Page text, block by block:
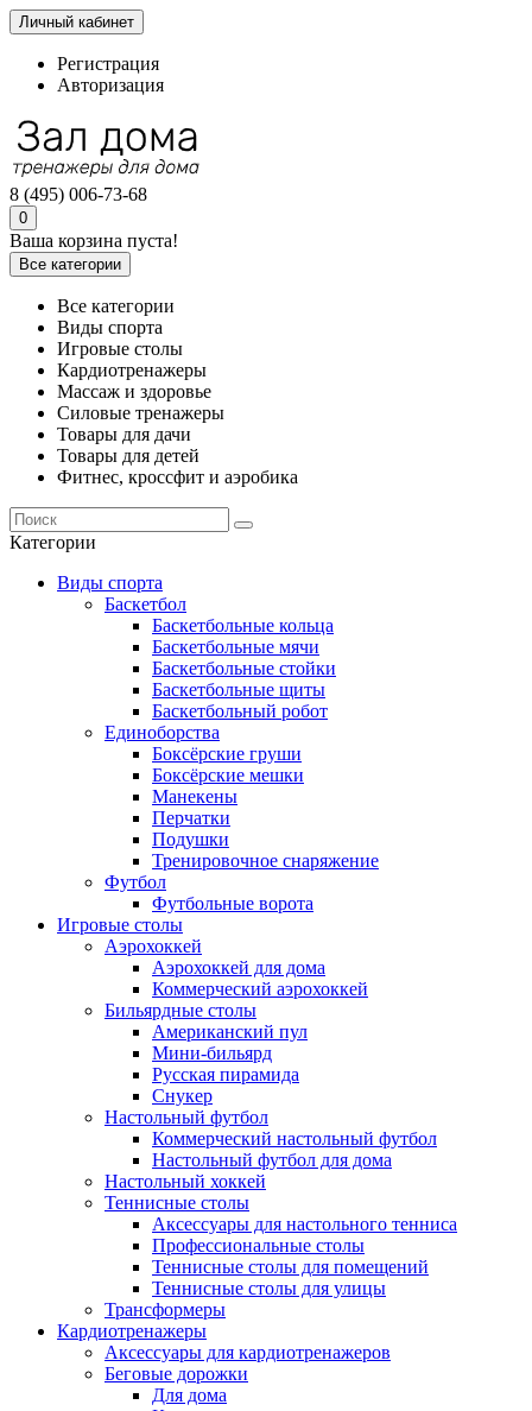
Личный кабинет
Регистрация
Авторизация
8 (495) 006-73-68
0
Ваша корзина пуста!
Все категории
Все категории
Виды спорта
Игровые столы
Кардиотренажеры
Массаж и здоровье
Силовые тренажеры
Товары для дачи
Товары для детей
Фитнес, кроссфит и аэробика
Категории
Виды спорта
Баскетбол
Баскетбольные кольца
Баскетбольные мячи
Баскетбольные стойки
Баскетбольные щиты
Баскетбольный робот
Единоборства
Боксёрские груши
Боксёрские мешки
Манекены
Перчатки
Подушки
Тренировочное снаряжение
Футбол
Футбольные ворота
Игровые столы
Аэрохоккей
Аэрохоккей для дома
Коммерческий аэрохоккей
Бильярдные столы
Американский пул
Мини-бильярд
Русская пирамида
Снукер
Настольный футбол
Коммерческий настольный футбол
Настольный футбол для дома
Настольный хоккей
Теннисные столы
Аксессуары для настольного тенниса
Профессиональные столы
Теннисные столы для помещений
Теннисные столы для улицы
Трансформеры
Кардиотренажеры
Аксессуары для кардиотренажеров
Беговые дорожки
Для дома